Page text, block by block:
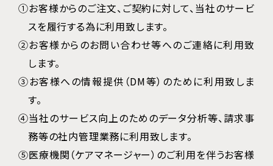
①お客様からのご注文、ご契約に対して、当社のサービ
スを履行する為に利用致します。
②お客様からのお問い合わせ等へのご連絡に利用致
します。
③お客様への情報提供（DM等）のために利用致しま
す。
④当社のサービス向上のためのデータ分析等、請求事
務等の社内管理業務に利用致します。
⑤医療機関（ケアマネージャー）のご利用を伴うお客様